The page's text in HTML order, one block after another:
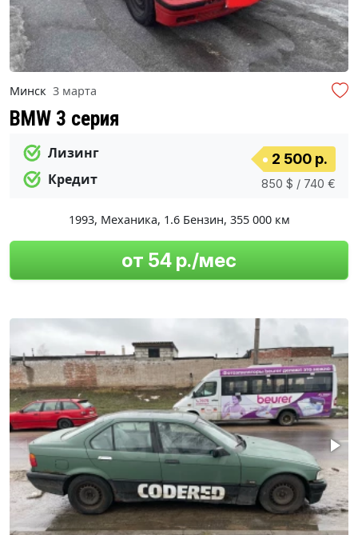
Минск 3 марта
BMW 3 серия
Лизинг
Кредит
2 500 р.
850 $ / 740 €
1993, Механика, 1.6 Бензин, 355 000 км
от 54 р./мес